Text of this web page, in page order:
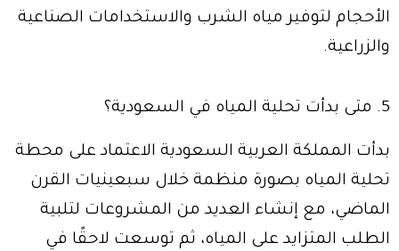
الأحجام لتوفير مياه الشرب والاستخدامات الصناعية
والزراعية.
5. متى بدأت تحلية المياه في السعودية؟
بدأت المملكة العربية السعودية الاعتماد على محطة
تحلية المياه بصورة منظمة خلال سبعينيات القرن
الماضي، مع إنشاء العديد من المشروعات لتلبية
الطلب المتزايد على المياه، ثم توسعت لاحقًا في